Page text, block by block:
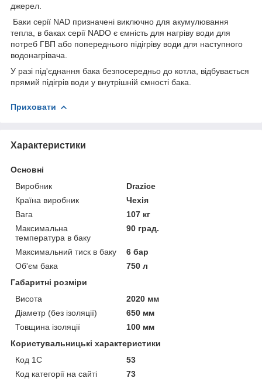
джерел.
Баки серії NAD призначені виключно для акумулювання
тепла, в баках серії NADO є ємність для нагріву води для
потреб ГВП або попереднього підігріву води для наступного
водонагрівача.
У разі під'єднання бака безпосередньо до котла, відбувається
прямий підігрів води у внутрішній ємності бака.
Приховати
Характеристики
Основні
Виробник
Drazice
Країна виробник
Чехія
Вага
107 кг
Максимальна
температура в баку
90 град.
Максимальний тиск в баку
6 бар
Об'єм бака
750 л
Габаритні розміри
Висота
2020 мм
Діаметр (без ізоляції)
650 мм
Товщина ізоляції
100 мм
Користувальницькі характеристики
Код 1С
53
Код категорії на сайті
73